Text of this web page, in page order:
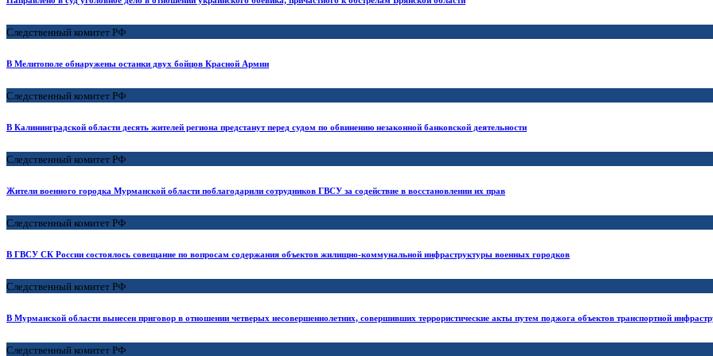
Следственный комитет РФ
В Мелитополе обнаружены останки двух бойцов Красной Армии
Следственный комитет РФ
В Калининградской области десять жителей региона предстанут перед судом по обвинению незаконной банковской деятельности
Следственный комитет РФ
Жители военного городка Мурманской области поблагодарили сотрудников ГВСУ за содействие в восстановлении их прав
Следственный комитет РФ
В ГВСУ СК России состоялось совещание по вопросам содержания объектов жилищно-коммунальной инфраструктуры военных городков
Следственный комитет РФ
В Мурманской области вынесен приговор в отношении четверых несовершеннолетних, совершивших террористические акты путем поджога объектов транспортной
Следственный комитет РФ